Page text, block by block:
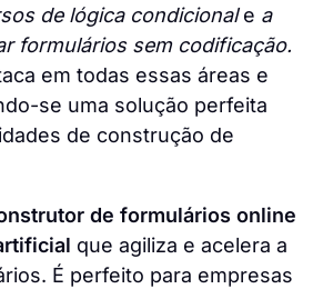
de lógica condicionale a
formulários sem codificação.
em todas essas áreas e
se uma solução perfeita
de construção de
de formulários online
que agiliza e acelera a
É perfeito para empresas